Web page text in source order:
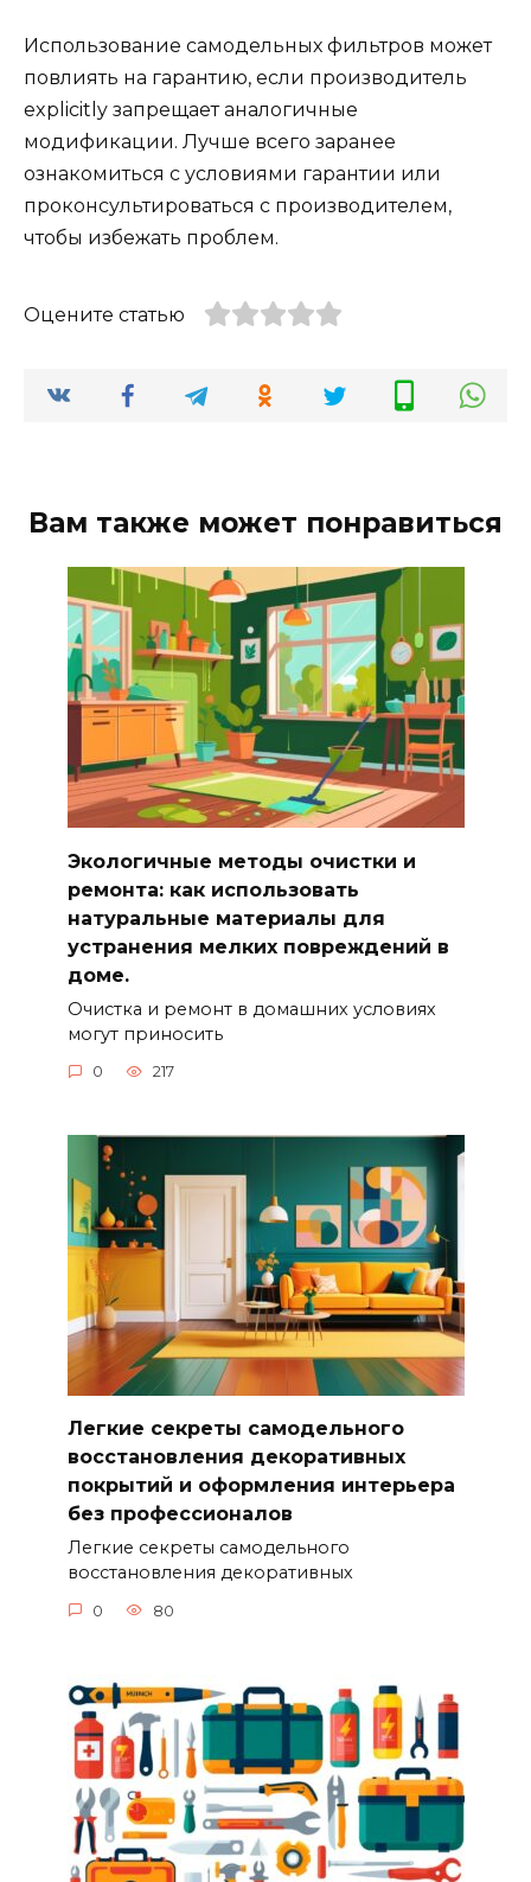
Использование самодельных фильтров может
повлиять на гарантию, если производитель
explicitly запрещает аналогичные
модификации. Лучше всего заранее
ознакомиться с условиями гарантии или
проконсультироваться с производителем,
чтобы избежать проблем.
Оцените статью
Вам также может понравиться
Экологичные методы очистки и
ремонта: как использовать
натуральные материалы для
устранения мелких повреждений в
доме.
Очистка и ремонт в домашних условиях
могут приносить
0 217
Легкие секреты самодельного
восстановления декоративных
покрытий и оформления интерьера
без профессионалов
Легкие секреты самодельного
восстановления декоративных
0 80